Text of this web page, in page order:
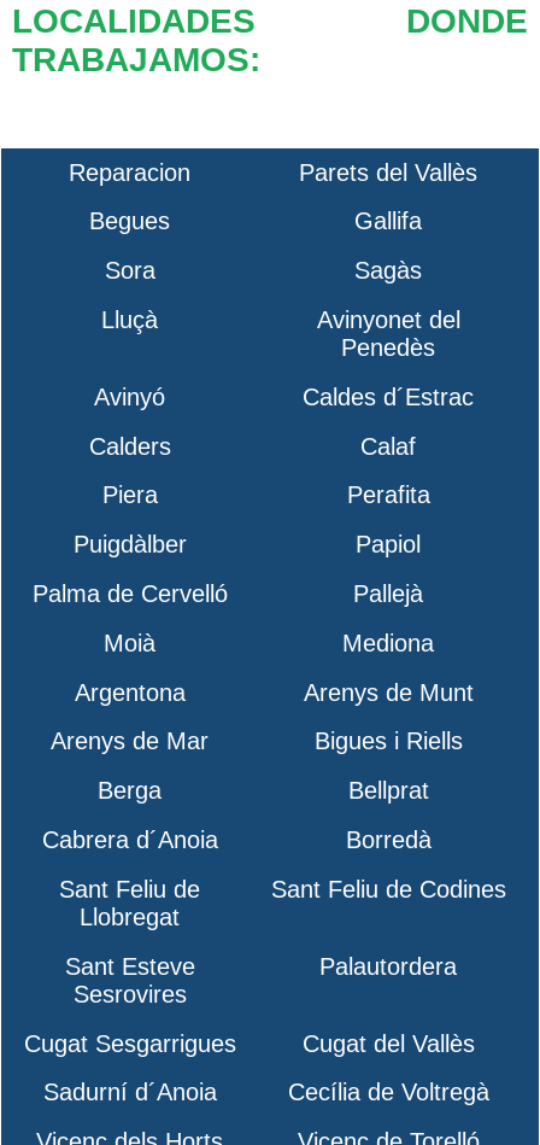
LOCALIDADES DONDE
TRABAJAMOS:
Reparacion
Parets del Vallès
Begues
Gallifa
Sora
Sagàs
Lluçà
Avinyonet del
Penedès
Avinyó
Caldes d´Estrac
Calders
Calaf
Piera
Perafita
Puigdàlber
Papiol
Palma de Cervelló
Pallejà
Moià
Mediona
Argentona
Arenys de Munt
Arenys de Mar
Bigues i Riells
Berga
Bellprat
Cabrera d´Anoia
Borredà
Sant Feliu de
Llobregat
Sant Feliu de Codines
Sant Esteve
Sesrovires
Palautordera
Cugat Sesgarrigues
Cugat del Vallès
Sadurní d´Anoia
Cecília de Voltregà